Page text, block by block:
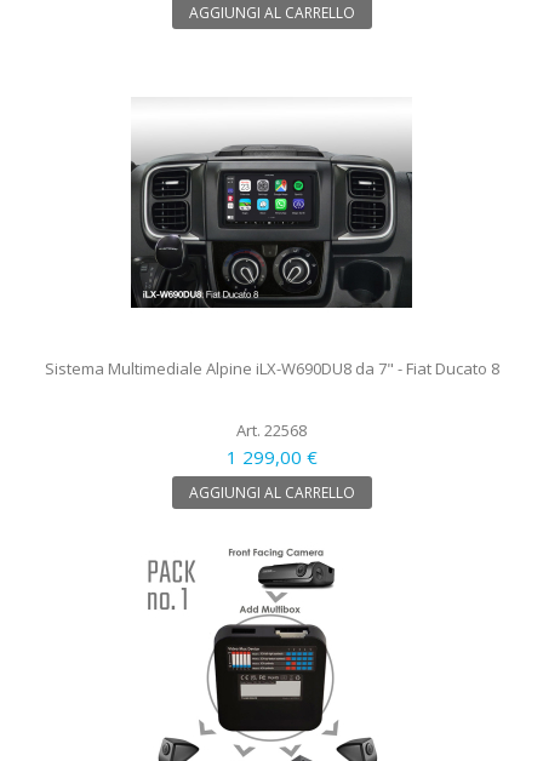
AGGIUNGI AL CARRELLO
Sistema Multimediale Alpine iLX-W690DU8 da 7" - Fiat Ducato 8
Art. 22568
1 299,00 €
AGGIUNGI AL CARRELLO